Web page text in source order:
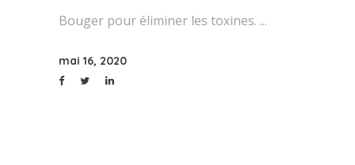
Bouger pour éliminer les toxines.
mai 16, 2020